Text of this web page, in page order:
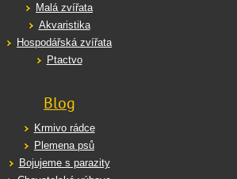
Malá zvířata
Akvaristika
Hospodářská zvířata
Ptactvo
Blog
Krmivo rádce
Plemena psů
Bojujeme s parazity